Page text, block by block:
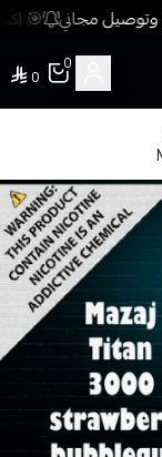
🎯
0
0